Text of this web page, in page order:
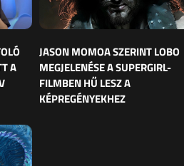
A
JASON MOMOA SZERINT LOBO
MEGJELENÉSE A SUPERGIRL-
FILMBEN HŰ LESZ A
KÉPREGÉNYEKHEZ